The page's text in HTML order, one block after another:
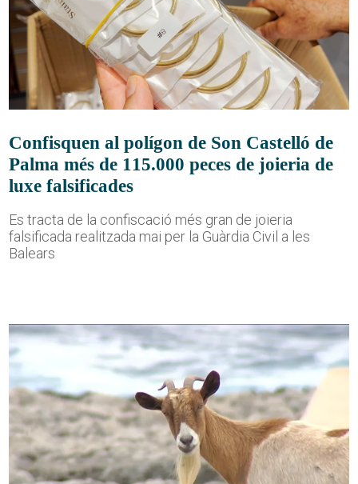
Confisquen al polígon de Son Castelló de
Palma més de 115.000 peces de joieria de
luxe falsificades
Es tracta de la confiscació més gran de joieria
falsificada realitzada mai per la Guàrdia Civil a les
Balears